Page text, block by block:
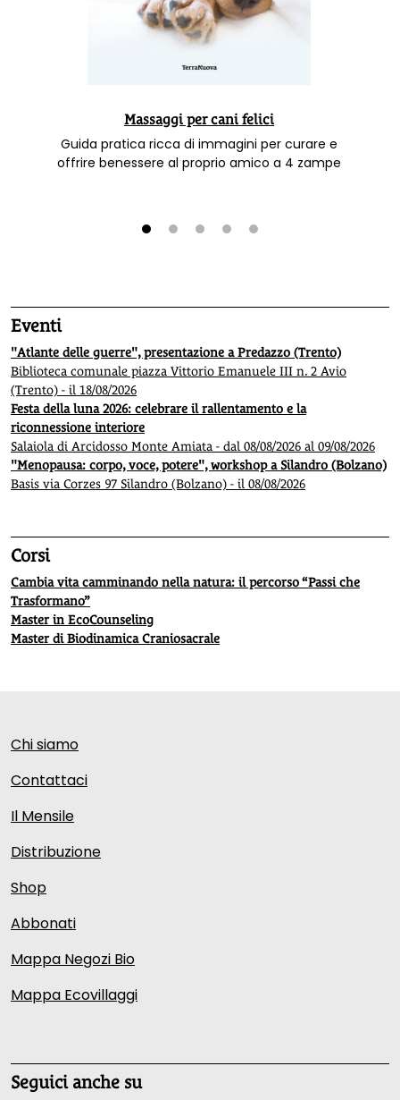
Massaggi per cani felici
Guida pratica ricca di immagini per curare e
offrire benessere al proprio amico a 4 zampe
Eventi
"Atlante delle guerre", presentazione a Predazzo (Trento)
Biblioteca comunale piazza Vittorio Emanuele III n. 2 Avio
(Trento) - il 18/08/2026
Festa della luna 2026: celebrare il rallentamento e la
riconnessione interiore
Salaiola di Arcidosso Monte Amiata - dal 08/08/2026 al 09/08/2026
"Menopausa: corpo, voce, potere", workshop a Silandro (Bolzano)
Basis via Corzes 97 Silandro (Bolzano) - il 08/08/2026
Corsi
Cambia vita camminando nella natura: il percorso “Passi che
Trasformano”
Master in EcoCounseling
Master di Biodinamica Craniosacrale
Chi siamo
Contattaci
Il Mensile
Distribuzione
Shop
Abbonati
Mappa Negozi Bio
Mappa Ecovillaggi
Seguici anche su